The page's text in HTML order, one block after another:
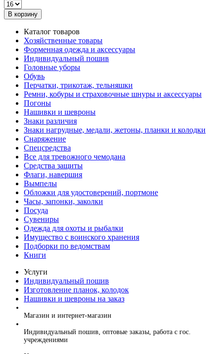
В корзину
Каталог товаров
Хозяйственные товары
Форменная одежда и аксессуары
Индивидуальный пошив
Головные уборы
Обувь
Перчатки, трикотаж, тельняшки
Ремни, кобуры и страховочные шнуры и аксессуары
Погоны
Нашивки и шевроны
Знаки различия
Знаки нагрудные, медали, жетоны, планки и колодки
Снаряжение
Спецсредства
Все для тревожного чемодана
Средства защиты
Флаги, навершия
Вымпелы
Обложки для удостоверений, портмоне
Часы, запонки, заколки
Посуда
Сувениры
Одежда для охоты и рыбалки
Имущество с воинского хранения
Подборки по ведомствам
Книги
Услуги
Индивидуальный пошив
Изготовление планок, колодок
Нашивки и шевроны на заказ
Магазин и интернет-магазин
Индивидуальный пошив, оптовые заказы, работа с гос.
учреждениями